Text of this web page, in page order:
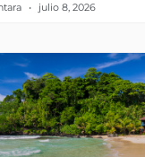
julio 8, 2026